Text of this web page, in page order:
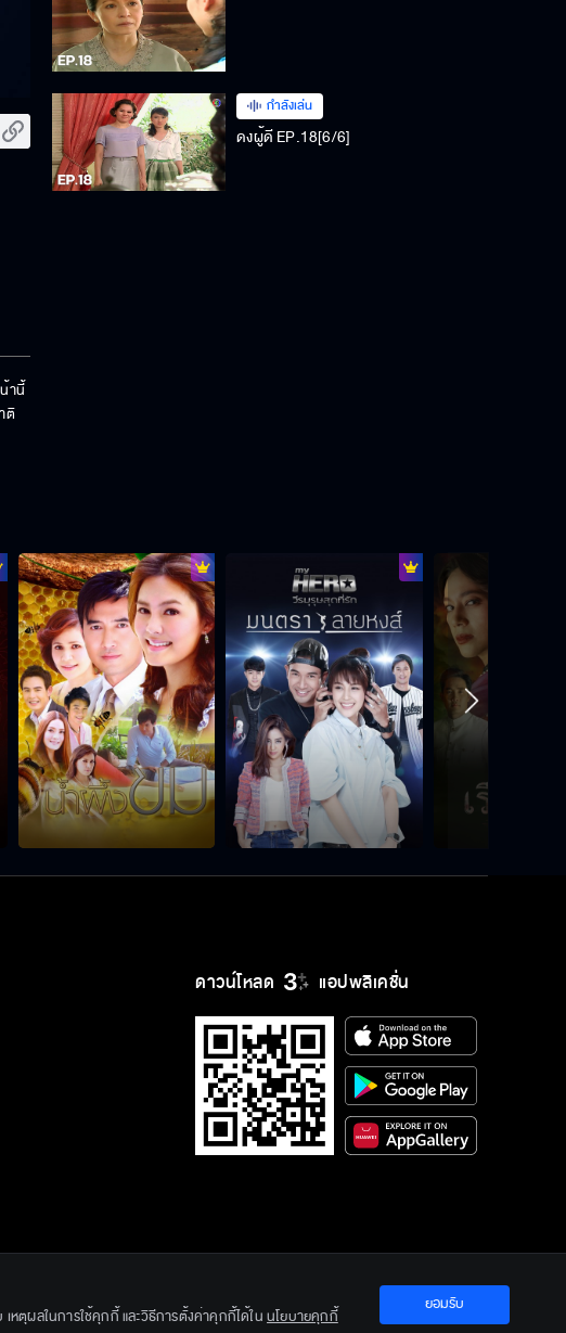
กำลังเล่น
ดงผู้ดี EP.18[6/6]
านี้
ติ
ดาวน์โหลด แอปพลิเคชั่น
BECi Corporation Ltd.
หตุผลในการใช้คุกกี้ และวิธีการตั้งค่าคุกกี้ได้ใน นโยบายคุกกี้
ยอมรับ